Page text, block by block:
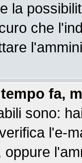
la
che
fa,
sono:
l'e-